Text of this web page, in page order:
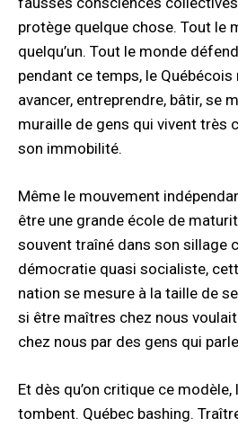
protège quelque chose. Tout le
quelqu’un. Tout le monde
pendant ce temps, le Québécois
avancer, entreprendre, bâtir, se
muraille de gens qui vivent très
son immobilité.
Même le mouvement
être une grande école de
souvent traîné dans son sillage
démocratie quasi socialiste,
nation se mesure à la taille de
si être maîtres chez nous
chez nous par des gens qui
Et dès qu’on critique ce
tombent. Québec bashing.